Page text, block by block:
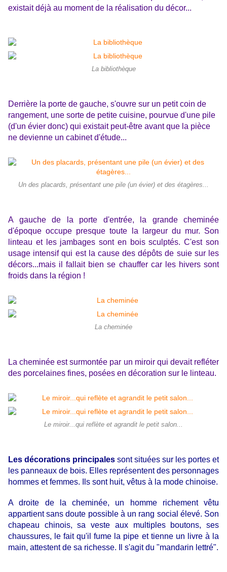
existait déjà au moment de la réalisation du décor...
La bibliothèque
Derrière la porte de gauche, s'ouvre sur un petit coin de
rangement, une sorte de petite cuisine, pourvue d'une pile
(d'un évier donc) qui existait peut-être avant que la pièce
ne devienne un cabinet d'étude...
Un des placards, présentant une pile (un évier) et des étagères...
A gauche de la porte d'entrée, la grande cheminée
d'époque occupe presque toute la largeur du mur. Son
linteau et les jambages sont en bois sculptés. C'est son
usage intensif qui est la cause des dépôts de suie sur les
décors...mais il fallait bien se chauffer car les hivers sont
froids dans la région !
La cheminée
La cheminée est surmontée par un miroir qui devait refléter
des porcelaines fines, posées en décoration sur le linteau.
Le miroir...qui reflète et agrandit le petit salon...
Les décorations principales sont situées sur les portes et
les panneaux de bois. Elles représentent des personnages
hommes et femmes. Ils sont huit, vêtus à la mode chinoise.
A droite de la cheminée, un homme richement vêtu
appartient sans doute possible à un rang social élevé. Son
chapeau chinois, sa veste aux multiples boutons, ses
chaussures, le fait qu'il fume la pipe et tienne un livre à la
main, attestent de sa richesse. Il s'agit du "mandarin lettré".